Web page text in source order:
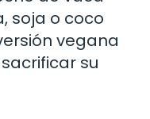
soja o coco
vegana
su